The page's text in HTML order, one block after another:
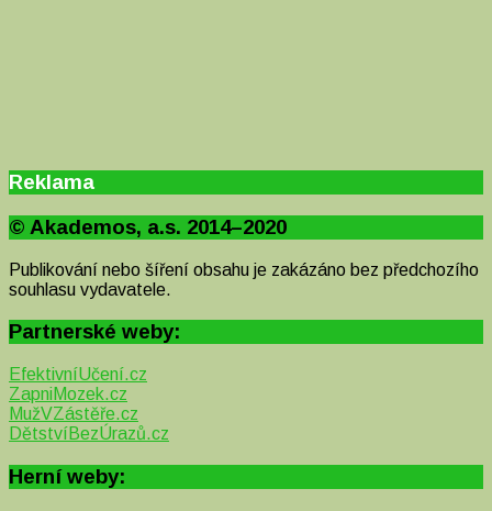
Reklama
© Akademos, a.s. 2014–2020
Publikování nebo šíření obsahu je zakázáno bez předchozího
souhlasu vydavatele.
Partnerské weby:
EfektivníUčení.cz
ZapniMozek.cz
MužVZástěře.cz
DětstvíBezÚrazů.cz
Herní weby: